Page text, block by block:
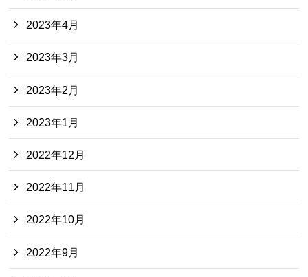
2023年4月
2023年3月
2023年2月
2023年1月
2022年12月
2022年11月
2022年10月
2022年9月